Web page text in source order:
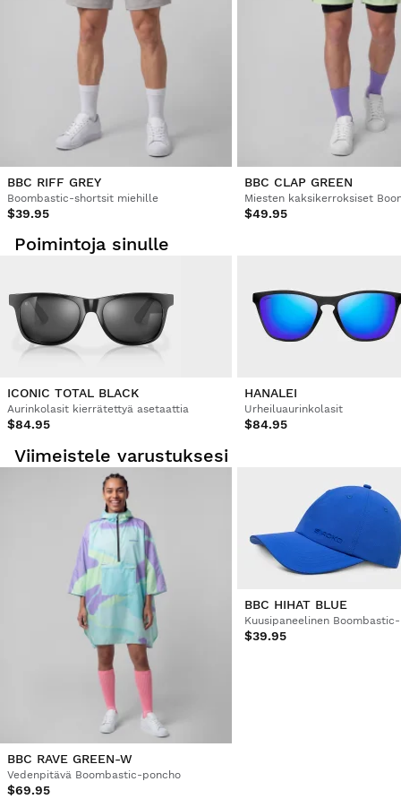
Hyvitys alkuperäiselle maksutavallesi. Alkaen $9.95
Erinomainen.
Oliko tämä arvostelu hyödyllinen? 4 vuotta sitten
Varmistettu ostaja
NURIA ROSELLO BAIDEZ
Tämä kehys sopii minulle parhaiten, olet nimenomaan väri
tummempi kuin mitä näet kuvassa
Oliko tämä arvostelu hyödyllinen? Jaa 4 vuotta sitten
Varmistettu ostaja
Erinomainen laatu/hinta-suhde
1 henkilö piti arvostelua hyödyllisenä
Oliko tämä arvostelu hyödyllinen? 4 vuotta sitten
1 5
BBC RIFF GREY
Boombastic-shortsit miehille
$39.95
BBC CLAP GREEN
$49.95
Poimintoja sinulle
ICONIC TOTAL BLACK
Aurinkolasit kierrätettyä asetaattia
$84.95
HANALEI
Urheiluaurinkolasit
$84.95
Viimeistele varustuksesi
BBC RAVE GREEN-W
Vedenpitävä Boombastic-poncho
$69.95
BBC HIHAT BLUE
$39.95